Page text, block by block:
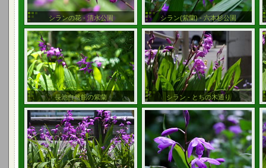
シランの花 - 清水公園 シラン(紫蘭) - 六本杉公園
長池自然館の紫蘭 シラン - とちの木通り